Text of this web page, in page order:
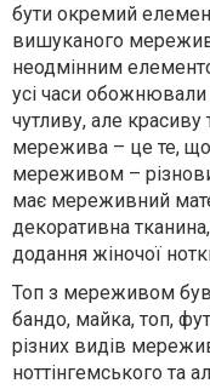
бути окремий
вишуканого
неодмінним
усі часи
чутливу, але красиву
мережива – це те,
мереживом –
має мереживний
декоративна
додання жіночої
Топ з мереживом
бандо, майка, топ,
різних видів
ноттінгемського та